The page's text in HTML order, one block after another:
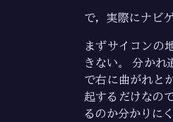
で，実際にナビ
まずサイコンの
きない。 分かれ
で右に曲がれと
起するだけなの
るのか分かりに